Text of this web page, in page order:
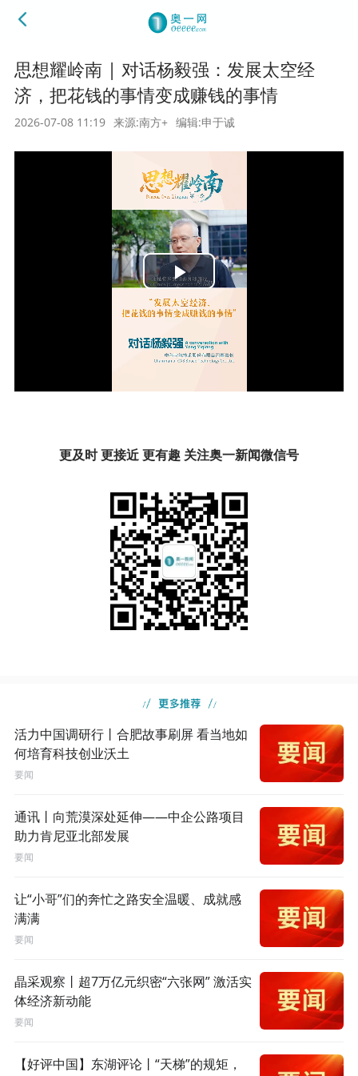
思想耀岭南 | 对话杨毅强：发展太空经
济，把花钱的事情变成赚钱的事情
2026-07-08 11:19 来源:南方+ 编辑:申于诚
Play
Video
更及时 更接近 更有趣 关注奥一新闻微信号
活力中国调研行丨合肥故事刷屏 看当地如
何培育科技创业沃土
要闻
通讯丨向荒漠深处延伸——中企公路项目
助力肯尼亚北部发展
要闻
让“小哥”们的奔忙之路安全温暖、成就感
满满
要闻
晶采观察丨超7万亿元织密“六张网” 激活实
体经济新动能
要闻
【好评中国】东湖评论丨“天梯”的规矩，